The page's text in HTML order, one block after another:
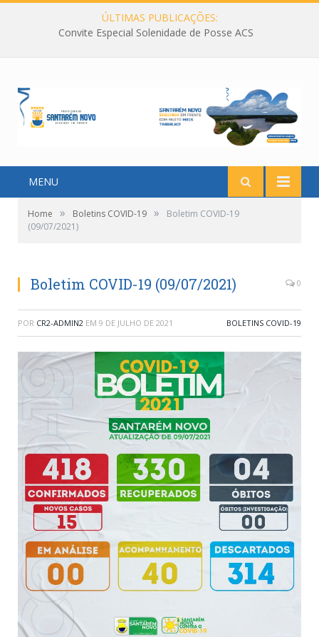
ÚLTIMAS PUBLICAÇÕES:
Convite Especial Solenidade de Posse ACS
MENU
Home » Boletins COVID-19 »
Boletim COVID-19
(09/07/2021)
Boletim COVID-19 (09/07/2021) 0
POR CR2-ADMIN2 EM 9 DE JULHO DE 2021 BOLETINS COVID-19